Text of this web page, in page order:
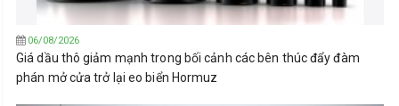
06/08/2026
Giá dầu thô giảm mạnh trong bối cảnh các bên thúc đẩy đàm
phán mở cửa trở lại eo biển Hormuz